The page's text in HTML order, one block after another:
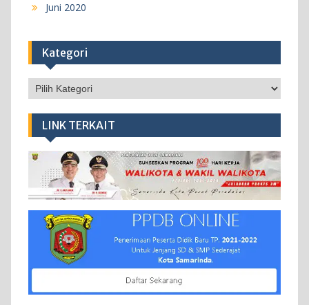
Juni 2020
Kategori
Kategori
LINK TERKAIT